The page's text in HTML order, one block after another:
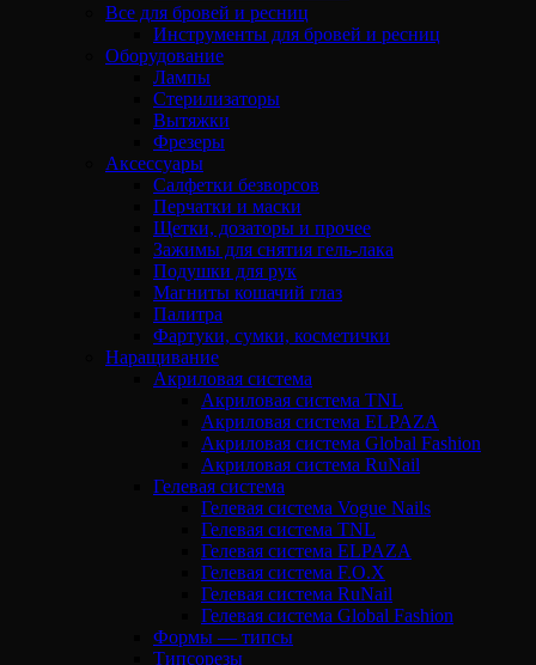
Все для бровей и ресниц
Инструменты для бровей и ресниц
Оборудование
Лампы
Стерилизаторы
Вытяжки
Фрезеры
Аксессуары
Салфетки безворсов
Перчатки и маски
Щетки, дозаторы и прочее
Зажимы для снятия гель-лака
Подушки для рук
Магниты кошачий глаз
Палитра
Фартуки, сумки, косметички
Наращивание
Акриловая система
Акриловая система TNL
Акриловая система ELPAZA
Акриловая система Global Fashion
Акриловая система RuNail
Гелевая система
Гелевая система Vogue Nails
Гелевая система TNL
Гелевая система ELPAZA
Гелевая система F.O.X
Гелевая система RuNail
Гелевая система Global Fashion
Формы — типсы
Типсорезы